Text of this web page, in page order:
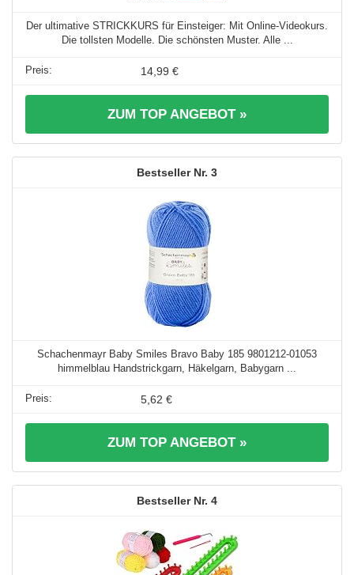
Der ultimative STRICKKURS für Einsteiger: Mit Online-Videokurs.
Die tollsten Modelle. Die schönsten Muster. Alle ...
14,99 €
ZUM TOP ANGEBOT »
3
Schachenmayr Baby Smiles Bravo Baby 185 9801212-01053
himmelblau Handstrickgarn, Häkelgarn, Babygarn ...
5,62 €
ZUM TOP ANGEBOT »
4